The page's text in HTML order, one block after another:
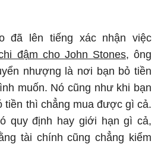
đã lên tiếng xác nhận việc
đậm cho John Stones, ông
nhượng là nơi bạn bỏ tiền
muốn. Nó cũng như khi bạn
tiền thì chẳng mua được gì cả.
quy định hay giới hạn gì cả,
tài chính cũng chẳng kiểm